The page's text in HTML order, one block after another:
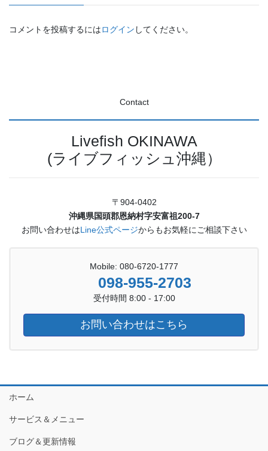
コメントを投稿するにはログイン してください。
Contact
Livefish OKINAWA
(ライブフィッシュ沖縄）
〒904-0402
沖縄県国頭郡恩納村字安富祖200-7
お問い合わせはLine公式ページからもお気軽にご相談下さい
Mobile: 080-6720-1777
098-955-2703
受付時間 8:00 - 17:00
お問い合わせはこちら
ホーム
サービス＆メニュー
ブログ＆更新情報